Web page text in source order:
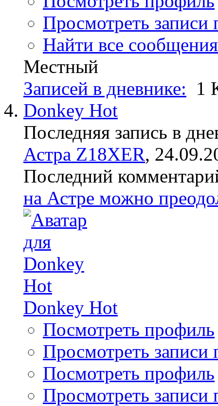
Просмотреть записи
Найти все
Местный
Записей в дневнике: 1
Donkey Hot
Последняя запись в
Астра Z18XER,
Последний
на Астре можно
Donkey Hot
Посмотреть профиль
Просмотреть записи
Посмотреть профиль
Просмотреть записи